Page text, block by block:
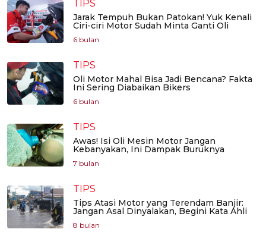
TIPS
Jarak Tempuh Bukan Patokan! Yuk Kenali
Ciri-ciri Motor Sudah Minta Ganti Oli
6 bulan
TIPS
Oli Motor Mahal Bisa Jadi Bencana? Fakta
Ini Sering Diabaikan Bikers
6 bulan
TIPS
Awas! Isi Oli Mesin Motor Jangan
Kebanyakan, Ini Dampak Buruknya
7 bulan
TIPS
Tips Atasi Motor yang Terendam Banjir:
Jangan Asal Dinyalakan, Begini Kata Ahli
8 bulan